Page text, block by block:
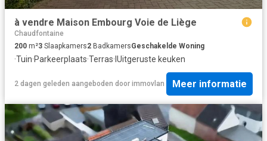
à vendre Maison Embourg Voie de Liège
Chaudfontaine
200 m²3 Slaapkamers2 BadkamersGeschakelde Woning
·Tuin·Parkeerplaats·Terras· IUitgeruste keuken
2 dagen geleden aangeboden door immovlan Meer informatie